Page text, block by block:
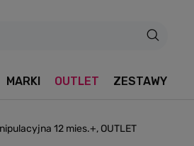
MARKI OUTLET ZESTAWY
12 mies.+, OUTLET